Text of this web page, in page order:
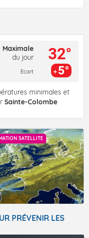
Maximale
du jour
Ecart
32°
5°
minimales et
Sainte-Colombe
SATELLITE
PRÉVENIR LES